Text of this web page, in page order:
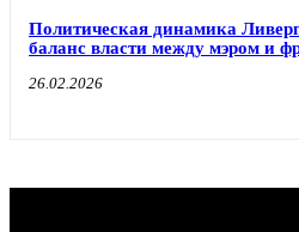
Политическая динамика
баланс власти между мэром и
26.02.2026